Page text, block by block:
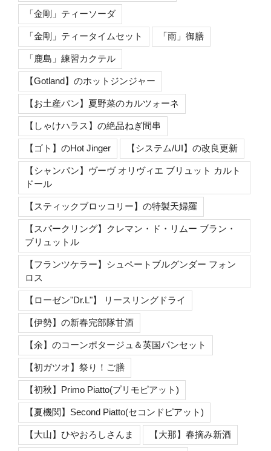
「金剛」ティーソーダ
「金剛」ティータイムセット 「雨」御膳
「鹿島」練習カクテル
【Gotland】のホットジンジャー
【お土産パン】夏野菜のカルツォーネ
【しゃけハラス】の絶品ねぎ間串
【ゴト】のHot Jinger 【システム/UI】の改良更新
【シャンパン】ヴーヴ オリヴィエ ブリュット カルト
ドール
【スティックブロッコリー】の特製天婦羅
【スパークリング】クレマン・ド・リムー ブラン・
ブリュットル
【フランツケラー】シュペートブルグンダー フォン
ロス
【ローゼン"Dr.L"】 リースリングドライ
【伊勢】の新春完部隊甘酒
【余】のコーンポタージュ＆英国パンセット
【初ガツオ】祭り！ご膳
【初秋】Primo Piatto(プリモピアット)
【夏機関】Second Piatto(セコンドピアット)
【大山】ひやおろしさんま 【大那】春摘み新酒